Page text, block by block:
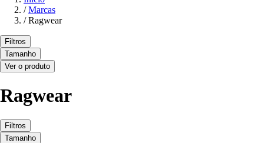
/ Marcas
/ Ragwear
Filtros
Tamanho
Ver o produto
Ragwear
Filtros
Tamanho